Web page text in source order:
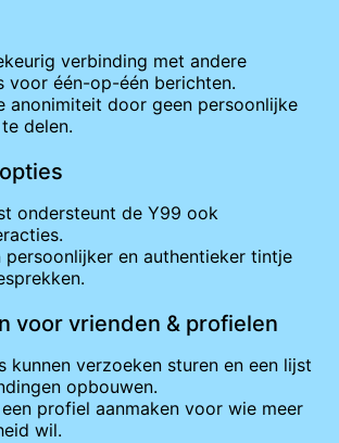
verbinding met andere
voor één-op-één berichten.
anonimiteit door geen persoonlijke
delen.
ondersteunt de Y99 ook
persoonlijker en authentieker tintje
voor vrienden & profielen
kunnen verzoeken sturen en een lijst
opbouwen.
profiel aanmaken voor wie meer
wil.